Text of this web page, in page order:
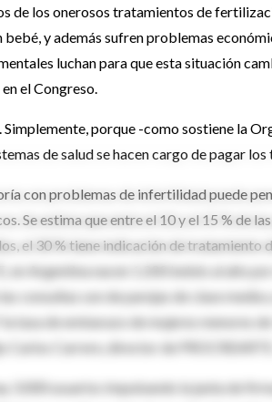
de los onerosos tratamientos de
y además sufren problemas
luchan para que esta situación
el Congreso.
porque -como sostiene la
de salud se hacen cargo de pagar los
con problemas de infertilidad puede
Se estima que entre el 10 y el 15 % de
el 30 % tiene indicación de
en Argentina nacen 1.200 bebés al año
consultas son de parejas de clase
tasa de embarazo de mujeres menores
Carlos Carrere, director de PROCREARTE.
3.000 usuarios impulsando la junta de